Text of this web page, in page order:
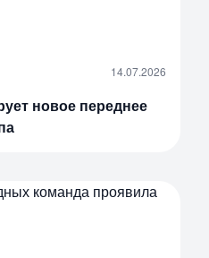
14.07.2026
новое переднее